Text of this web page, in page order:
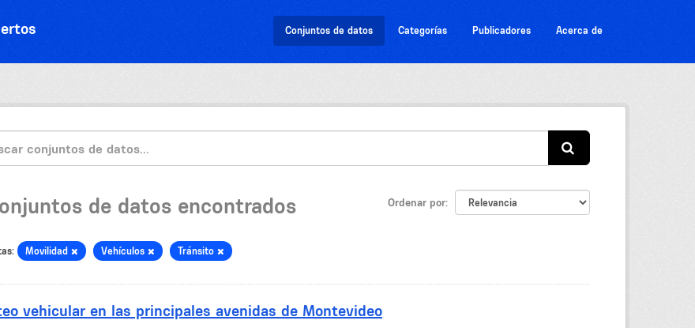
Conjuntos de datos Categorías Publicadores Acerca de
Ordenar por
de datos encontrados
Movilidad Vehículos Tránsito
vehicular en las principales avenidas de Montevideo